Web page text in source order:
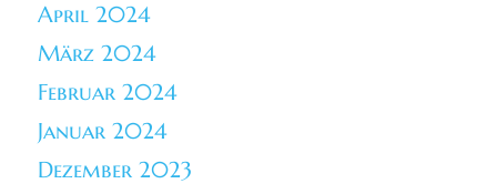
April 2024
März 2024
Februar 2024
Januar 2024
Dezember 2023